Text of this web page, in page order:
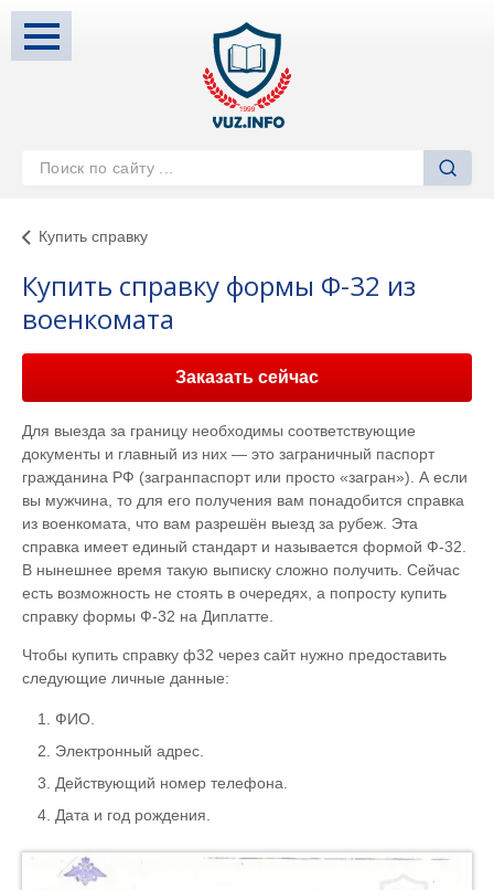
Купить справку
Купить справку формы Ф-32 из
военкомата
Заказать сейчас
Для выезда за границу необходимы соответствующие
документы и главный из них — это заграничный паспорт
гражданина РФ (загранпаспорт или просто «загран»). А если
вы мужчина, то для его получения вам понадобится справка
из военкомата, что вам разрешён выезд за рубеж. Эта
справка имеет единый стандарт и называется формой Ф-32.
В нынешнее время такую выписку сложно получить. Сейчас
есть возможность не стоять в очередях, а попросту купить
справку формы Ф-32 на Диплатте.
Чтобы купить справку ф32 через сайт нужно предоставить
следующие личные данные:
ФИО.
Электронный адрес.
Действующий номер телефона.
Дата и год рождения.